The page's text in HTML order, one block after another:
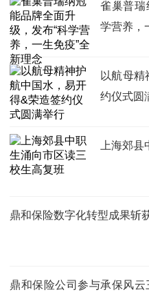
雀巢普瑞
学营养，
以航母
约仪式圆
上海郊
鼎和保险数字化转型成果斩
鼎和保险公司参与承保风